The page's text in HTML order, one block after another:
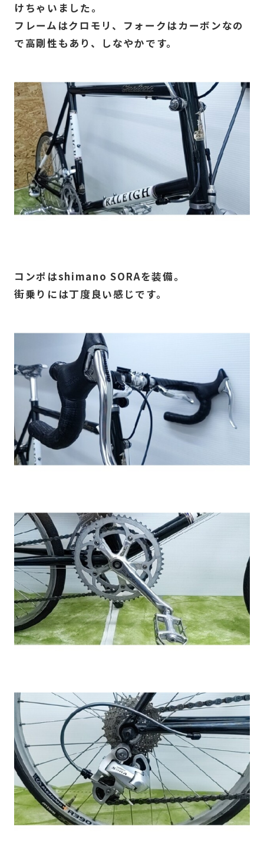
けちゃいました。
フレームはクロモリ、フォークはカーボンなの
で高剛性もあり、しなやかです。
コンポはshimano SORAを装備。
街乗りには丁度良い感じです。